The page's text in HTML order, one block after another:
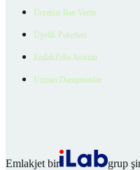
Ücretsiz İlan Verin
Üyelik Paketleri
EmlakZeka Asistan
Uzman Danışmanlar
Emlakjet bir
grup